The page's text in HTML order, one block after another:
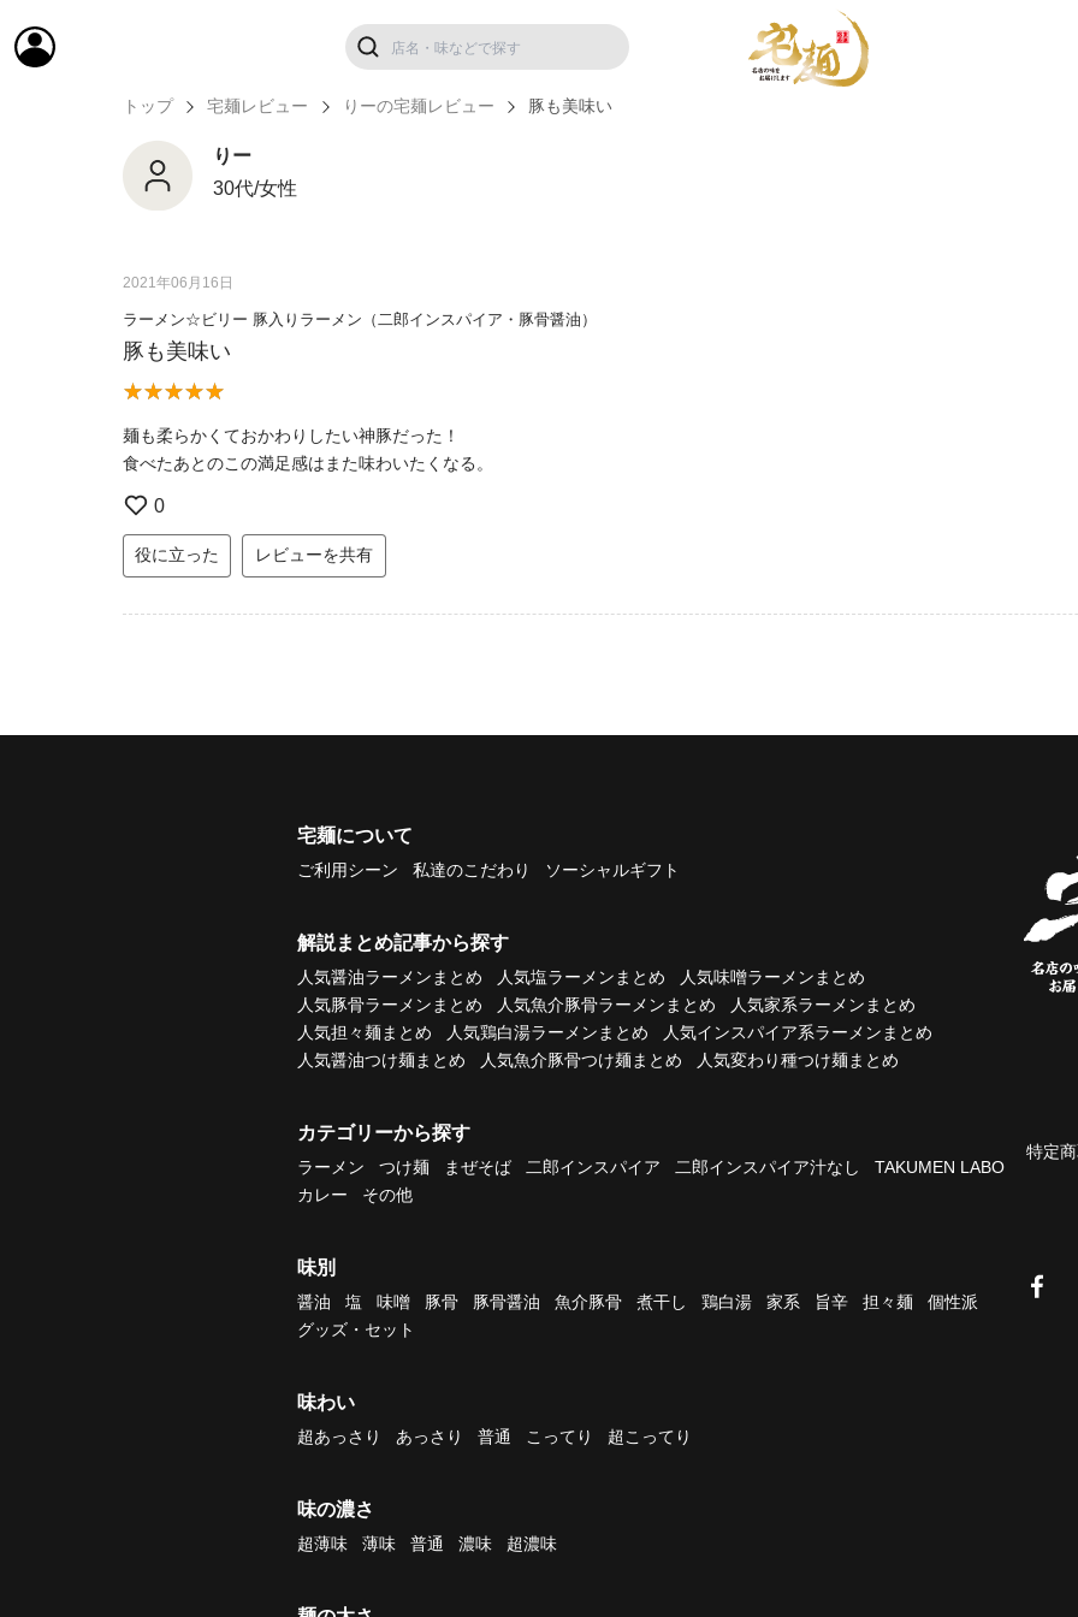
トップ 宅麺レビュー りーの宅麺レビュー 豚も美味い
りー
30代/女性
2021年06月16日
ラーメン☆ビリー 豚入りラーメン（二郎インスパイア・豚骨醤油）
豚も美味い
麺も柔らかくておかわりしたい神豚だった！
食べたあとのこの満足感はまた味わいたくなる。
0
役に立った レビューを共有
宅麺について
ご利用シーン 私達のこだわり ソーシャルギフト
解説まとめ記事から探す
人気醤油ラーメンまとめ 人気塩ラーメンまとめ
人気味噌ラーメンまとめ
人気豚骨ラーメンまとめ
人気魚介豚骨ラーメンまとめ
人気家系ラーメンまとめ
人気担々麺まとめ
人気鶏白湯ラーメンまとめ
人気インスパイア系ラーメンまとめ
人気醤油つけ麺まとめ
人気魚介豚骨つけ麺まとめ 人気変わり種つけ麺まとめ
カテゴリーから探す
ラーメン つけ麺 まぜそば 二郎インスパイア 二郎インスパイア汁なし
TAKUMEN LABO
カレー
その他
味別
醤油 塩 味噌 豚骨 豚骨醤油 魚介豚骨 煮干し 鶏白湯 家系 旨辛 担々麺
個性派
グッズ・セット
味わい
超あっさり あっさり 普通 こってり 超こってり
味の濃さ
超薄味 薄味 普通 濃味 超濃味
特定